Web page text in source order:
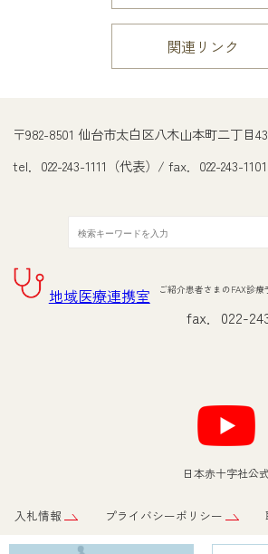
関連リンク
〒982-8501 仙台市太白区八木山本町二丁目
tel．022-243-1111（代表）/ fax．022-243-1101
地域医療連携室 ご紹介患者さまのFAX診
fax．022-
日本赤十字社公
入札情報 プライバシーポリシー